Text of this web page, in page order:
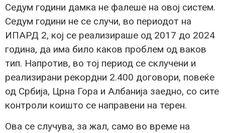
Седум години дамка не фалеше на овој систем.
Седум години не се случи, во периодот на
ИПАРД 2, кој се реализираше од 2017 до 2024
година, да има било каков проблем од ваков
тип. Напротив, во тој период се склучени и
реализирани рекордни 2.400 договори, повеќе
од Србија, Црна Гора и Албанија заедно, со сите
контроли коишто се направени на терен.
Ова се случува, за жал, само во време на